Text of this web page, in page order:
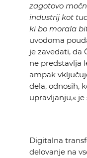
zagotovo
industrij kot
ki bo morala
uvodoma
je zavedati, da
ne predstavlja
ampak
dela, odnosih,
upravljanju,« je
Digitalna
delovanje na